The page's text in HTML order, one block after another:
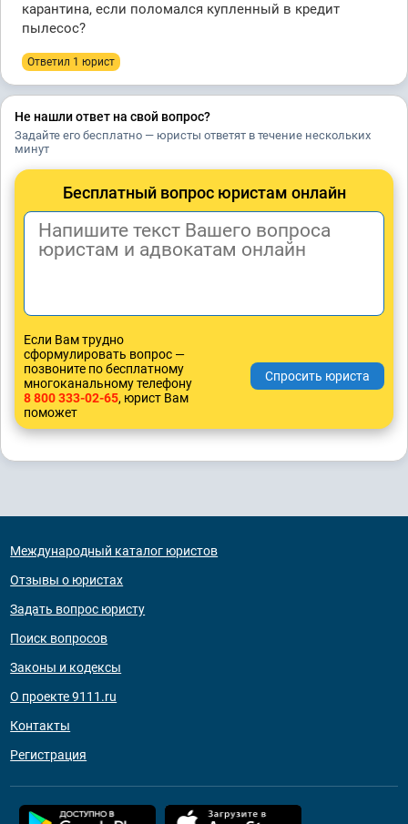
карантина, если поломался купленный в кредит
пылесос?
Ответил 1 юрист
Не нашли ответ на свой вопрос?
Задайте его бесплатно — юристы ответят в течение нескольких
минут
Бесплатный вопрос юристам онлайн
Если Вам трудно
сформулировать вопрос —
позвоните по бесплатному
многоканальному телефону
8 800 333-02-65, юрист Вам
поможет
Международный каталог юристов
Отзывы о юристах
Задать вопрос юристу
Поиск вопросов
Законы и кодексы
О проекте 9111.ru
Контакты
Регистрация